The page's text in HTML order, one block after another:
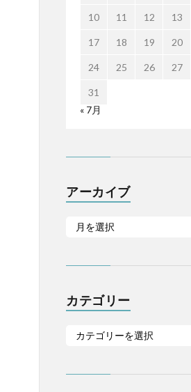
10 11 12 13
17 18 19 20
24 25 26 27
31
« 7月
アーカイブ
カテゴリー